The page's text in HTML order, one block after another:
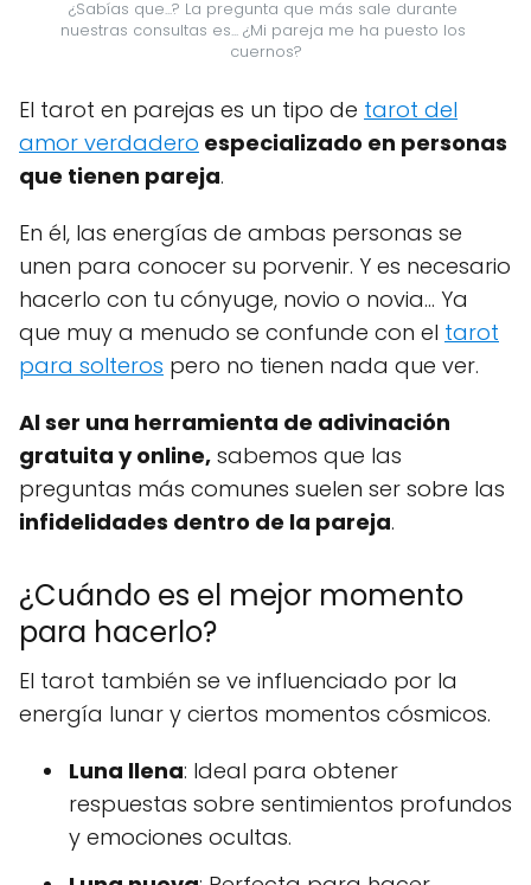
¿Sabías que...? La pregunta que más sale durante
nuestras consultas es... ¿Mi pareja me ha puesto los
cuernos?
El tarot en parejas es un tipo de tarot del
amor verdadero especializado en personas
que tienen pareja.
En él, las energías de ambas personas se
unen para conocer su porvenir. Y es necesario
hacerlo con tu cónyuge, novio o novia... Ya
que muy a menudo se confunde con el tarot
para solteros pero no tienen nada que ver.
Al ser una herramienta de adivinación
gratuita y online, sabemos que las
preguntas más comunes suelen ser sobre las
infidelidades dentro de la pareja.
¿Cuándo es el mejor momento
para hacerlo?
El tarot también se ve influenciado por la
energía lunar y ciertos momentos cósmicos.
Luna llena: Ideal para obtener
respuestas sobre sentimientos profundos
y emociones ocultas.